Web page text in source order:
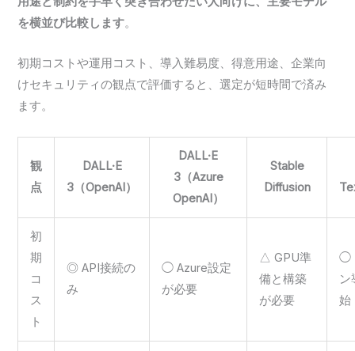
を横並び比較します。
初期コストや運用コスト、導入難易度、得意用途、企業向
けセキュリティの観点で評価すると、選定が短時間で済み
ます。
観
点
DALL·E
3（OpenAI）
DALL·E
3（Azure
OpenAI）
Stable
Diffusion
初
期
コ
ス
ト
◎ API接続の
み
◯ Azure設定
が必要
△ GPU準
備と構築
が必要
◯
ン
始